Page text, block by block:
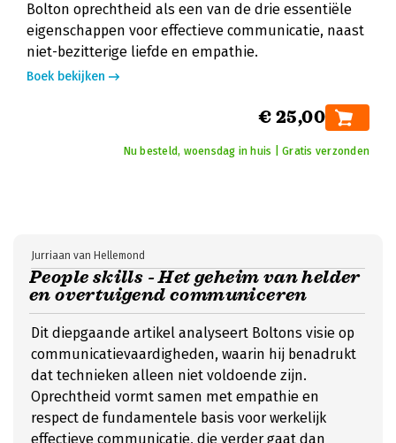
Bolton oprechtheid als een van de drie essentiële
eigenschappen voor effectieve communicatie, naast
niet-bezitterige liefde en empathie.
Boek bekijken
€ 25,00
Nu besteld, woensdag in huis | Gratis verzonden
People skills - Het geheim van helder
en overtuigend communiceren
Jurriaan van Hellemond
Dit diepgaande artikel analyseert Boltons visie op
communicatievaardigheden, waarin hij benadrukt
dat technieken alleen niet voldoende zijn.
Oprechtheid vormt samen met empathie en
respect de fundamentele basis voor werkelijk
effectieve communicatie, die verder gaat dan